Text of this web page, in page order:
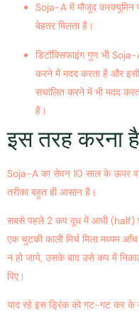
Soja-A में मौजूद करक्यूमिन
बेहतर मिलता है।
डिटॉक्सिफाइंग गुण भी Soja-
करने में मदद करता है और
सचांलित करने में भी मदद
है।
इस तरह करना
Soja-A का सेवन 10 साल के ऊपर
तरीका बहुत ही आसान है।
सबसे पहले 2 कप दूध में आधी (half)
एक चुटकी काली मिर्च मिला मध्यम
न हो जाये, उसके बाद उसे कप में
पिए।
याद रहे इस ड्रिंक को गट-गट कर के